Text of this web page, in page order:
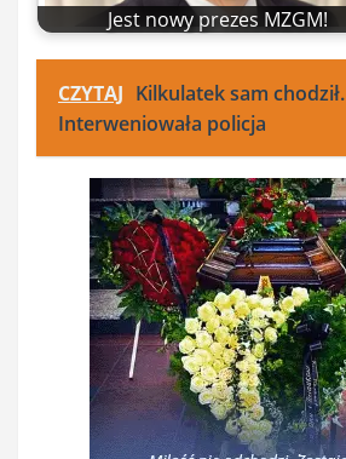
Jest nowy prezes MZGM!
CZYTAJ Kilkulatek sam chodził.
Interweniowała policja